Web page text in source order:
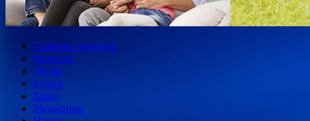
Главная страница
Новости
Детям
Кухня
Кино
Медицина